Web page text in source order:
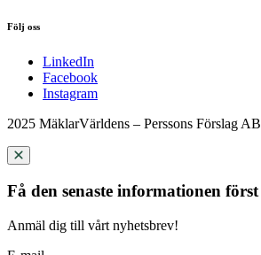
Följ oss
LinkedIn
Facebook
Instagram
2025 MäklarVärldens – Perssons Förslag AB
Få den senaste informationen först
Anmäl dig till vårt nyhetsbrev!